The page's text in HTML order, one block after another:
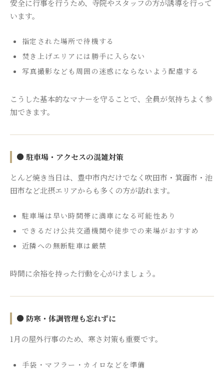
安全に行事を行うため、寺院やスタッフの方が誘導を行って
います。
指定された場所で待機する
焚き上げエリアには勝手に入らない
写真撮影なども周囲の迷惑にならないよう配慮する
こうした基本的なマナーを守ることで、全員が気持ちよく参
加できます。
● 駐車場・アクセスの混雑対策
とんど焼き当日は、豊中市内だけでなく吹田市・箕面市・池
田市など北摂エリアからも多くの方が訪れます。
駐車場は早い時間帯に満車になる可能性あり
できるだけ公共交通機関や徒歩での来場がおすすめ
近隣への無断駐車は厳禁
時間に余裕を持った行動を心がけましょう。
● 防寒・体調管理も忘れずに
1月の屋外行事のため、寒さ対策も重要です。
手袋・マフラー・カイロなどを準備